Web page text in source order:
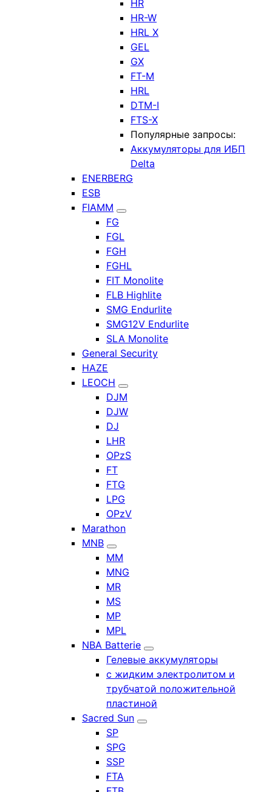
HR
HR-W
HRL X
GEL
GX
FT-M
HRL
DTM-I
FTS-X
Популярные запросы:
Аккумуляторы для ИБП
Delta
ENERBERG
ESB
FIAMM
FG
FGL
FGH
FGHL
FIT Monolite
FLB Highlite
SMG Endurlite
SMG12V Endurlite
SLA Monolite
General Security
HAZE
LEOCH
DJM
DJW
DJ
LHR
OPzS
FT
FTG
LPG
OPzV
Marathon
MNB
MM
MNG
MR
MS
MP
MPL
NBA Batterie
Гелевые аккумуляторы
с жидким электролитом и
трубчатой положительной
пластиной
Sacred Sun
SP
SPG
SSP
FTA